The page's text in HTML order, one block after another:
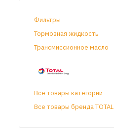
Фильтры
Тормозная жидкость
Трансмиссионное масло
Все товары категории
Все товары бренда TOTAL